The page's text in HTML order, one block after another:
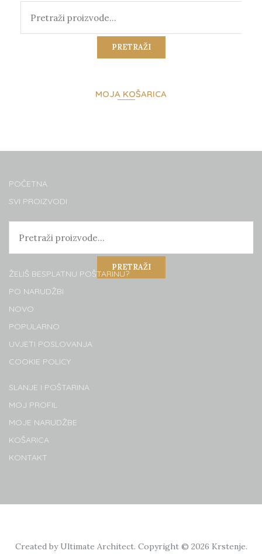
PRETRAŽI
MOJA KOŠARICA
POČETNA
SVI PROIZVODI
PRETRAŽI
ŽELIŠ BESPLATNU POŠTARINU?
PO NARUDŽBI
NOVO
POPULARNO
UVJETI POSLOVANJA
COOKIE POLICY
SLANJE I POŠTARINA
MOJ PROFIL
MOJE NARUDŽBE
KOŠARICA
KONTAKT
Created by Ultimate Architect. Copyright © 2026 Krstenje.